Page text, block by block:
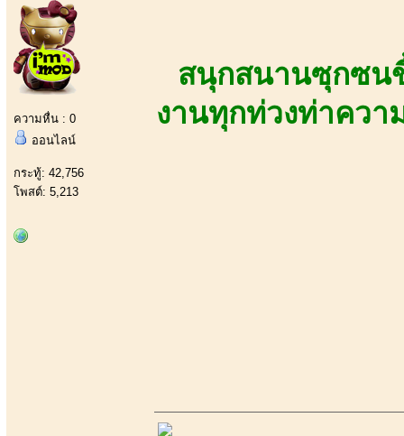
ความหื่น : 0
ออนไลน์
กระทู้: 42,756
โพสต์: 5,213
สนุกสนานซุกซน
งานทุกท่วงท่าคว